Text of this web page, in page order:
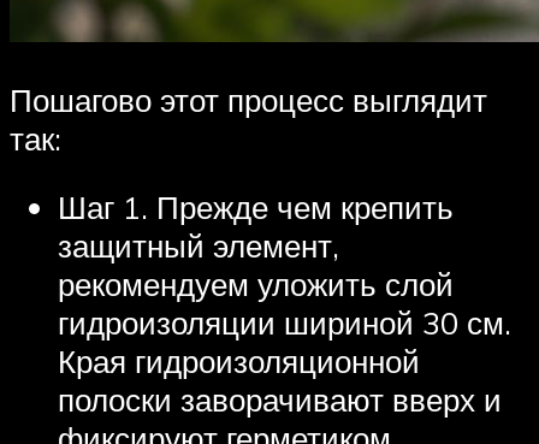
Пошагово этот процесс выглядит
так:
Шаг 1. Прежде чем крепить
защитный элемент,
рекомендуем уложить слой
гидроизоляции шириной 30 см.
Края гидроизоляционной
полоски заворачивают вверх и